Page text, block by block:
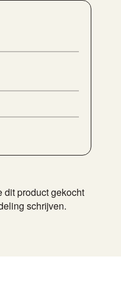
product gekocht
schrijven.